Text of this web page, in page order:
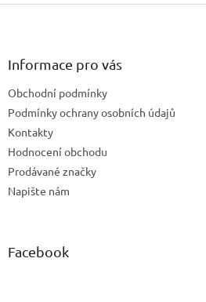
Z
Informace pro vás
Obchodní podmínky
Podmínky ochrany osobních údajů
Kontakty
Hodnocení obchodu
Prodávané značky
Napište nám
Facebook